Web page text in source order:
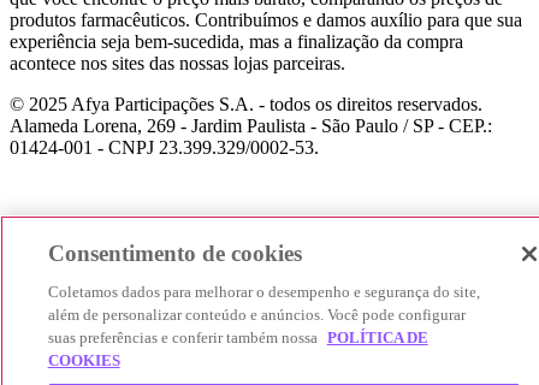
produtos farmacêuticos. Contribuímos e damos auxílio para que sua
experiência seja bem-sucedida, mas a finalização da compra
acontece nos sites das nossas lojas parceiras.
© 2025 Afya Participações S.A. - todos os direitos reservados.
Alameda Lorena, 269 - Jardim Paulista - São Paulo / SP - CEP.:
01424-001 - CNPJ 23.399.329/0002-53.
Consentimento de cookies
Coletamos dados para melhorar o desempenho e segurança do site,
além de personalizar conteúdo e anúncios. Você pode configurar
suas preferências e conferir também nossa POLÍTICA DE
COOKIES